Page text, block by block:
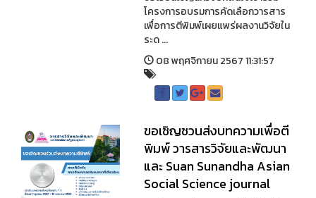
โครงการอบรมการคัดเลือกวารสาร
เพื่อการตีพิมพ์เผยแพร่ผลงานวิจัยใน
ระด ...
08 พฤศจิกายน 2567 11:31:57
ขอเชิญชวนส่งบทความเพื่อตี
พิมพ์ วารสารวิจัยและพัฒนา
และ Suan Sunandha Asian
Social Science journal